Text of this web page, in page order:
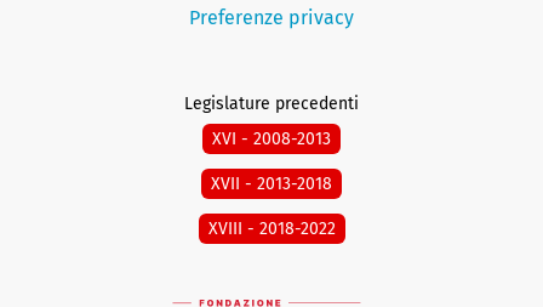
Preferenze privacy
Legislature precedenti
XVI - 2008-2013
XVII - 2013-2018
XVIII - 2018-2022